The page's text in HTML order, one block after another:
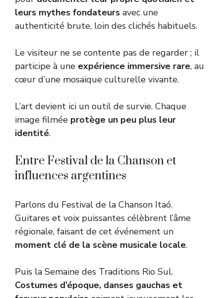
leurs mythes fondateurs avec une
authenticité brute, loin des clichés habituels.
Le visiteur ne se contente pas de regarder ; il
participe à une expérience immersive rare, au
cœur d’une mosaïque culturelle vivante.
L’art devient ici un outil de survie. Chaque
image filmée protège un peu plus leur
identité.
Entre Festival de la Chanson et
influences argentines
Parlons du Festival de la Chanson Itaó.
Guitares et voix puissantes célèbrent l’âme
régionale, faisant de cet événement un
moment clé de la scène musicale locale.
Puis la Semaine des Traditions Rio Sul.
Costumes d’époque, danses gauchas et